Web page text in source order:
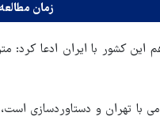
زمان مطالعه: ۱
کشور با ایران ادعا کرد:
با تهران و دستاوردسازی